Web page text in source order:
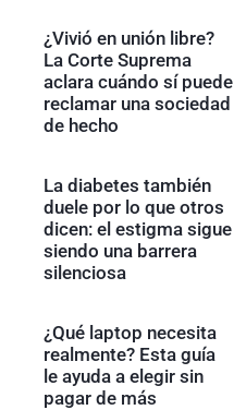
¿Vivió en unión libre?
La Corte Suprema
aclara cuándo sí puede
reclamar una sociedad
de hecho
La diabetes también
duele por lo que otros
dicen: el estigma sigue
siendo una barrera
silenciosa
¿Qué laptop necesita
realmente? Esta guía
le ayuda a elegir sin
pagar de más